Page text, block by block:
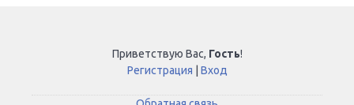
Приветствую Вас, Гость!
Регистрация
Вход